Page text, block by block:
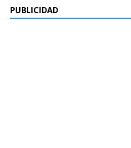
PUBLICIDAD